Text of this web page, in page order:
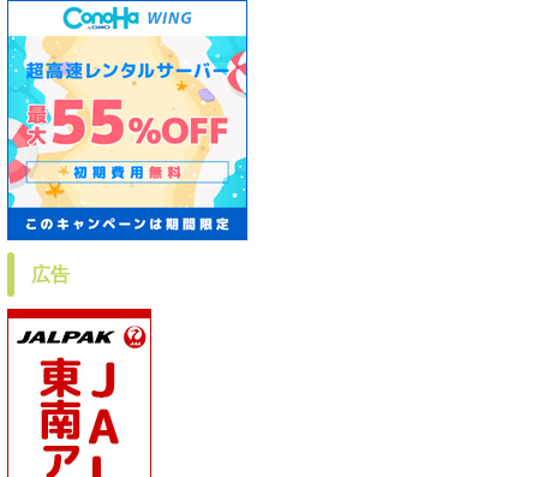
広告